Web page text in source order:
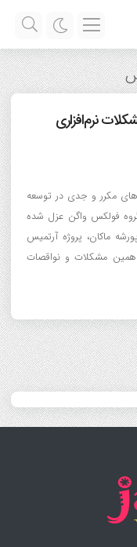
نرم‌افزاری
مکرر و جدی در توسعه
گروه فولکس واگن عزل شده
ماکان، پروژه آرتمیس
همین مشکلات و نواقصات